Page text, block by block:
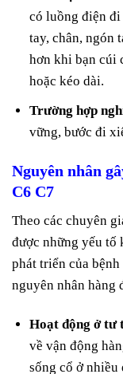
có luồng điện
tay, chân, ngón
hơn khi bạn cúi
hoặc kéo dài.
Trường hợp
vững, bước đi
Nguyên nhân
C6 C7
Theo các chuyên
được những yếu tố
phát triển của
nguyên nhân hàng
Hoạt động ở tư
về vận động
sống cổ ở nhiều